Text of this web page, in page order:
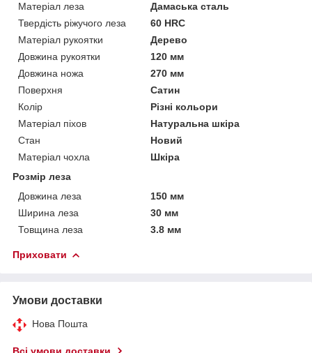
Матеріал леза
Дамаська сталь
Твердість ріжучого леза
60 HRC
Матеріал рукоятки
Дерево
Довжина рукоятки
120 мм
Довжина ножа
270 мм
Поверхня
Сатин
Колір
Різні кольори
Матеріал піхов
Натуральна шкіра
Стан
Новий
Матеріал чохла
Шкіра
Розмір леза
Довжина леза
150 мм
Ширина леза
30 мм
Товщина леза
3.8 мм
Приховати
Умови доставки
Нова Пошта
Всі умови доставки